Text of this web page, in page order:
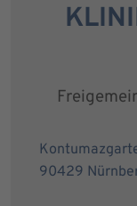
90429